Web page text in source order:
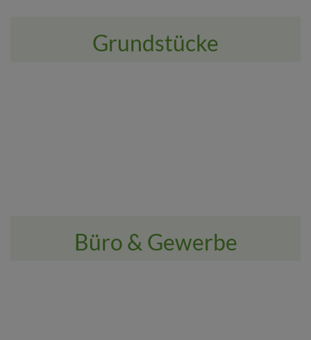
Grundstücke
Büro & Gewerbe